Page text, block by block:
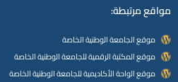
مواقع مرتبطة:
موقع الجامعة الوطنية الخاصة
موقع المكتبة الرقمية للجامعة الوطنية الخاصة
موقع الواحة الأكاديمية للجامعة الوطنية الخاصة